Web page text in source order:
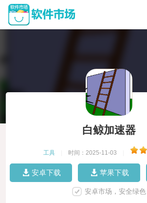
白鲸加速器
工具 时间：2025-11-03
安卓下载 苹果下载
安卓市场，安全绿色